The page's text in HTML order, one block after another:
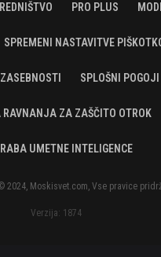
PRO PLUS
SPREMENI NASTAVITVE
SPLOŠNI POGOJI
RAVNANJA ZA ZAŠČITO OTROK
UMETNE INTELIGENCE
© 2024, Moskisvet.com, Vse pravice
Verzija: 1874